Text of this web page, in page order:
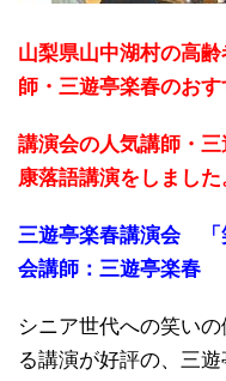
山梨県山中湖村の高
師・三遊亭楽春のおす
講演会の人気講師・
康落語講演をしました
三遊亭楽春講演会
会講師：三遊亭楽春
シニア世代への笑い
る講演が好評の、三